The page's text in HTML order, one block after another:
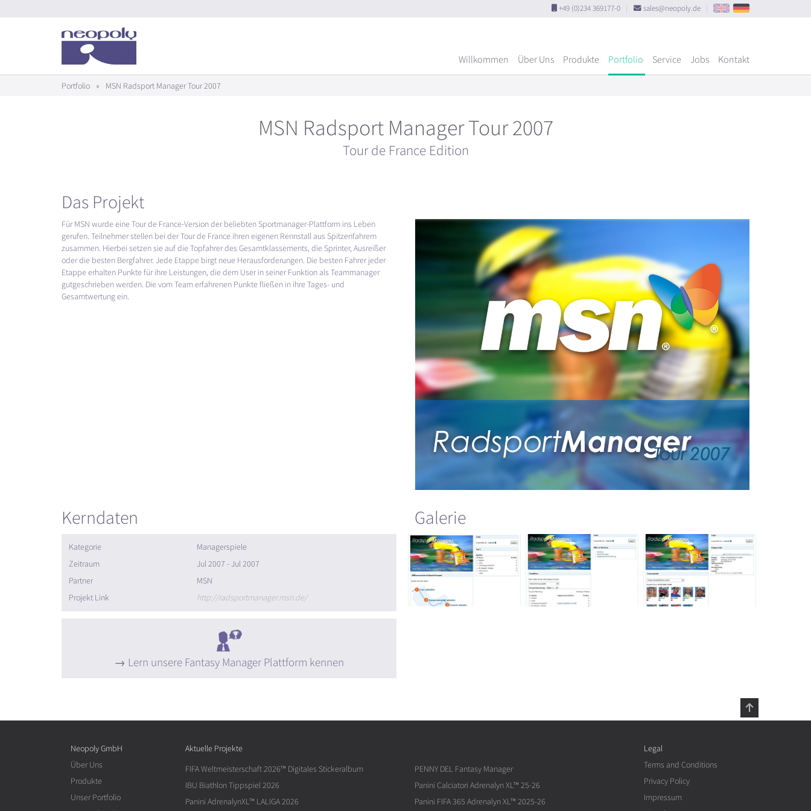
+49 (0)234 369177-0 sales@neopoly.de
Willkommen Über Uns Produkte Portfolio Service Jobs Kontakt
Portfolio » MSN Radsport Manager Tour 2007
MSN Radsport Manager Tour 2007
Tour de France Edition
Das Projekt
FürMSN wurde eine Tour de France-Version der beliebten Sportmanager-Plattform ins Leben
gerufen. Teilnehmer stellen bei der Tour de France ihren eigenen Rennstall aus Spitzenfahrern
zusammen. Hierbei setzen sie auf die Topfahrer des Gesamtklassements, die Sprinter, Ausreißer
oder die besten Bergfahrer. Jede Etappe birgt neue Herausforderungen. Die besten Fahrer jeder
Etappe erhalten Punkte für ihre Leistungen, die dem User in seiner Funktion als Teammanager
gutgeschrieben werden. Die vom Team erfahrenen Punkte fließen in ihre Tages- und
Gesamtwertung ein.
Kerndaten
Kategorie
Managerspiele
Zeitraum
Jul 2007 - Jul 2007
Partner
MSN
Projekt Link
http://radsportmanager.msn.de/
Lern unsere Fantasy Manager Plattform kennen
Galerie
Neopoly GmbH
Über Uns
Produkte
Unser Portfolio
Aktuelle Projekte
FIFA Weltmeisterschaft 2026™ Digitales Stickeralbum
IBU Biathlon Tippspiel 2026
Panini AdrenalynXL™ LALIGA 2026
PENNY DEL Fantasy Manager
Panini Calciatori Adrenalyn XL™ 25-26
Panini FIFA 365 Adrenalyn XL™ 2025-26
Legal
Terms and Conditions
Privacy Policy
Impressum